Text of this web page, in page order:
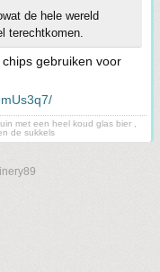
de hele wereld
terechtkomen.
gebruiken voor
met een heel koud glas bier ,
de sukkels